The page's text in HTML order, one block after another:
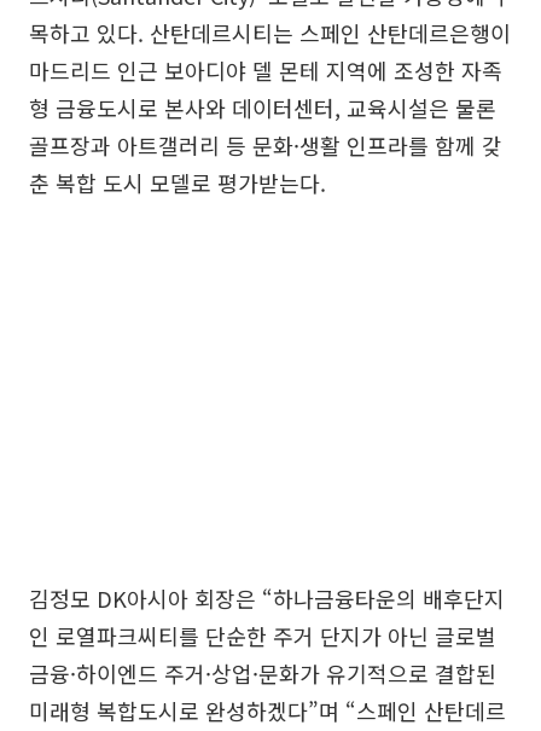
목하고 있다. 산탄데르시티는 스페인 산탄데르은행이
마드리드 인근 보아디야 델 몬테 지역에 조성한 자족
형 금융도시로 본사와 데이터센터, 교육시설은 물론
골프장과 아트갤러리 등 문화·생활 인프라를 함께 갖
춘 복합 도시 모델로 평가받는다.
김정모 DK아시아 회장은 “하나금융타운의 배후단지
인 로열파크씨티를 단순한 주거 단지가 아닌 글로벌
금융·하이엔드 주거·상업·문화가 유기적으로 결합된
미래형 복합도시로 완성하겠다”며 “스페인 산탄데르